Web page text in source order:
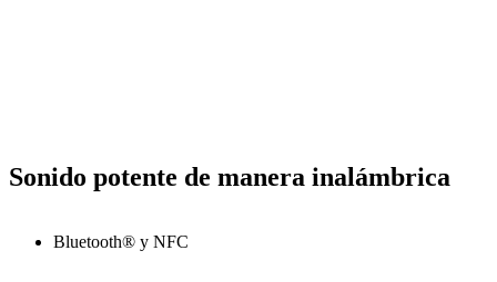
Sonido potente de manera inalámbrica
Bluetooth® y NFC